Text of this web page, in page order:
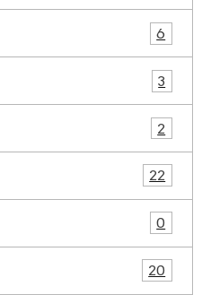
6
3
2
22
0
20